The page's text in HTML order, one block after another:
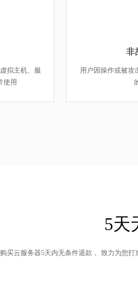
拟主机、服
使用
非
用户因操作或被攻
5天
买云服务器5天内无条件退款， 致力为您